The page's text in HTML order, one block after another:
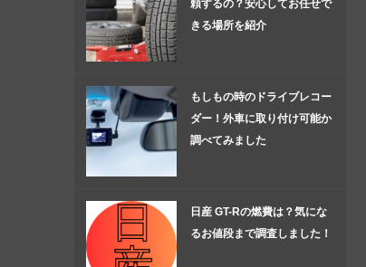
頼するの？安心してお任せで
きる場所を紹介
もしもの時のドライブレコー
ダー！外車に取り付け可能か
調べてみました
日産 GT-Rの燃費は？気にな
るお値段まで調査しました！